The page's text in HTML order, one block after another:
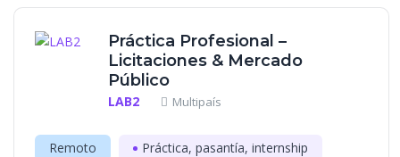
Práctica Profesional –
Licitaciones & Mercado
Público
LAB2 Multipaís
Remoto Práctica, pasantía, internship